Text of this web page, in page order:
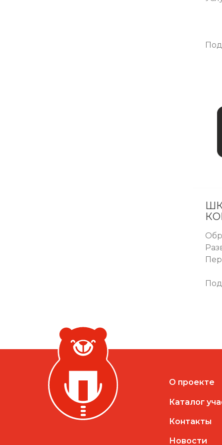
О проекте
Каталог
Контакты
Новости